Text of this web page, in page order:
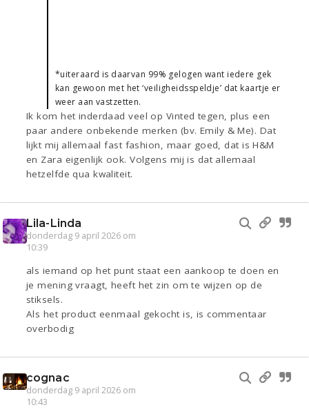
*uiteraard is daarvan 99% gelogen want iedere gek
kan gewoon met het ‘veiligheidsspeldje’ dat kaartje er
weer aan vastzetten.
Ik kom het inderdaad veel op Vinted tegen, plus een
paar andere onbekende merken (bv. Emily & Me). Dat
lijkt mij allemaal fast fashion, maar goed, dat is H&M
en Zara eigenlijk ook. Volgens mij is dat allemaal
hetzelfde qua kwaliteit.
Lila-Linda
donderdag 9 april 2026 om
10:39
als iemand op het punt staat een aankoop te doen en
je mening vraagt, heeft het zin om te wijzen op de
stiksels.
Als het product eenmaal gekocht is, is commentaar
overbodig
cognac
donderdag 9 april 2026 om
10:43